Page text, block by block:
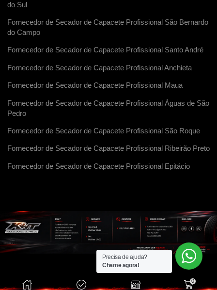
do Sul
Fornecedor de Secador de Capacete Profissional São Bernardo
do Campo
Fornecedor de Secador de Capacete Profissional Santo André
Fornecedor de Secador de Capacete Profissional Anchieta
Fornecedor de Secador de Capacete Profissional Maua
Fornecedor de Secador de Capacete Profissional Águas de São
Pedro
Fornecedor de Secador de Capacete Profissional São Roque
Fornecedor de Secador de Capacete Profissional Ribeirão Preto
Fornecedor de Secador de Capacete Profissional Epitácio
0
Precisa de ajuda?
Chame agora!